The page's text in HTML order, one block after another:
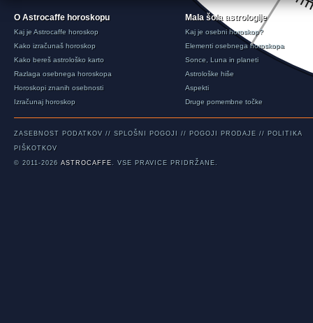
O Astrocaffe horoskopu
Kaj je Astrocaffe horoskop
Kako izračunaš horoskop
Kako bereš astrološko karto
Razlaga osebnega horoskopa
Horoskopi znanih osebnosti
Izračunaj horoskop
Mala šola astrologije
Kaj je osebni horoskop?
Elementi osebnega horoskopa
Sonce, Luna in planeti
Astrološke hiše
Aspekti
Druge pomembne točke
ZASEBNOST PODATKOV // SPLOŠNI POGOJI // POGOJI PRODAJE // POLITIKA
PIŠKOTKOV
© 2011-2026 ASTROCAFFE. VSE PRAVICE PRIDRŽANE.